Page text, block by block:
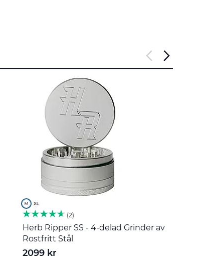
2
Herb Ripper SS - 4-delad Grinder av
Rostfritt Stål
2099 kr